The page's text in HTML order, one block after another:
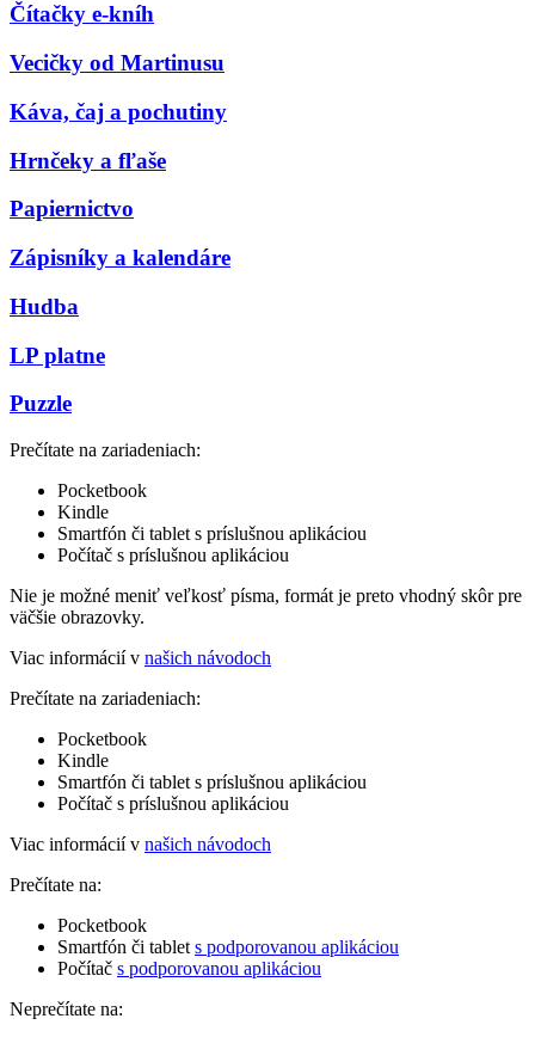
Čítačky e-kníh
Vecičky od Martinusu
Káva, čaj a pochutiny
Hrnčeky a fľaše
Papiernictvo
Zápisníky a kalendáre
Hudba
LP platne
Puzzle
Prečítate na zariadeniach:
Pocketbook
Kindle
Smartfón či tablet s príslušnou aplikáciou
Počítač s príslušnou aplikáciou
Nie je možné meniť veľkosť písma, formát je preto vhodný skôr pre
väčšie obrazovky.
Viac informácií v našich návodoch
Prečítate na zariadeniach:
Pocketbook
Kindle
Smartfón či tablet s príslušnou aplikáciou
Počítač s príslušnou aplikáciou
Viac informácií v našich návodoch
Prečítate na:
Pocketbook
Smartfón či tablet s podporovanou aplikáciou
Počítač s podporovanou aplikáciou
Neprečítate na: